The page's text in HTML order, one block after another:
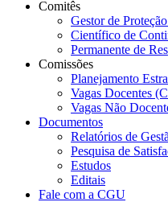
Comitês
Gestor de
Científico de
Permanente de
Comissões
Planejamento
Vagas Docentes
Vagas Não
Documentos
Relatórios de
Pesquisa de
Estudos
Editais
Fale com a CGU